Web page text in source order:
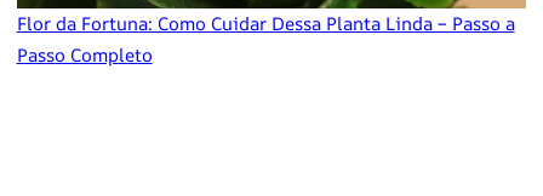
Flor da Fortuna: Como Cuidar Dessa Planta Linda – Passo a
Passo Completo